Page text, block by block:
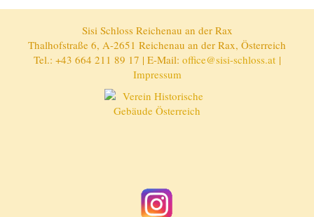
Sisi Schloss Reichenau an der Rax
Thalhofstraße 6, A-2651 Reichenau an der Rax, Österreich
Tel.: +43 664 211 89 17 | E-Mail: office@sisi-schloss.at|
Impressum